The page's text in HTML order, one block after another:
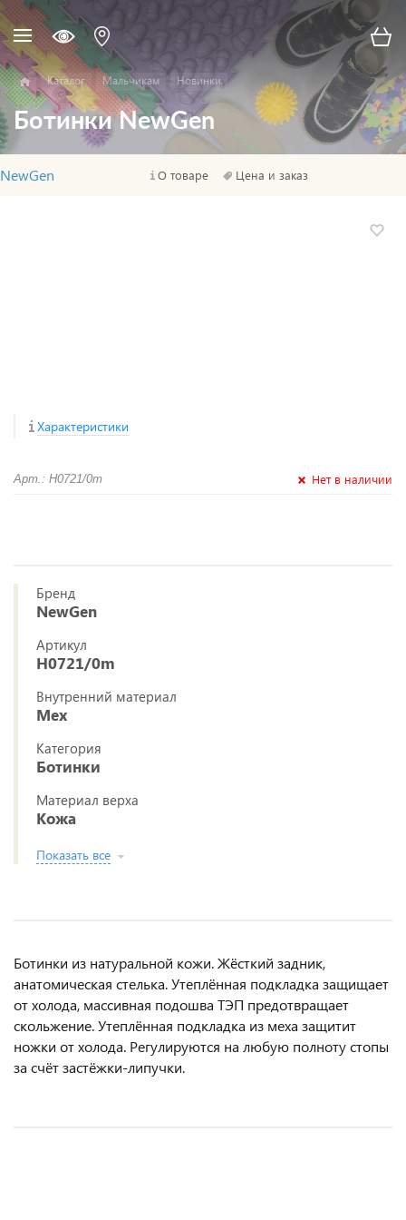
Каталог Мальчикам Новинки
Ботинки NewGen
NewGen О товаре Цена и заказ
Характеристики
Арт.: H0721/0m Нет в наличии
Бренд
NewGen
Артикул
H0721/0m
Внутренний материал
Мех
Категория
Ботинки
Материал верха
Кожа
Показать все
Ботинки из натуральной кожи. Жёсткий задник,
анатомическая стелька. Утеплённая подкладка защищает
от холода, массивная подошва ТЭП предотвращает
скольжение. Утеплённая подкладка из меха защитит
ножки от холода. Регулируются на любую полноту стопы
за счёт застёжки-липучки.